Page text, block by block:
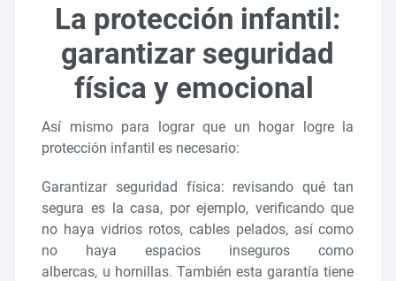
La protección infantil:
garantizar seguridad
física y emocional
Así mismo para lograr que un hogar logre la
protección infantil es necesario:
Garantizar seguridad física: revisando qué tan
segura es la casa, por ejemplo, verificando que
no haya vidrios rotos, cables pelados, así como
no haya espacios inseguros como
albercas, u hornillas. También esta garantía tiene